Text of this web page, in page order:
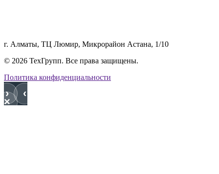
г. Алматы, ТЦ Люмир, Микрорайон Астана, 1/10
© 2026 ТехГрупп. Все права защищены.
Политика конфиденциальности
×
‹
›